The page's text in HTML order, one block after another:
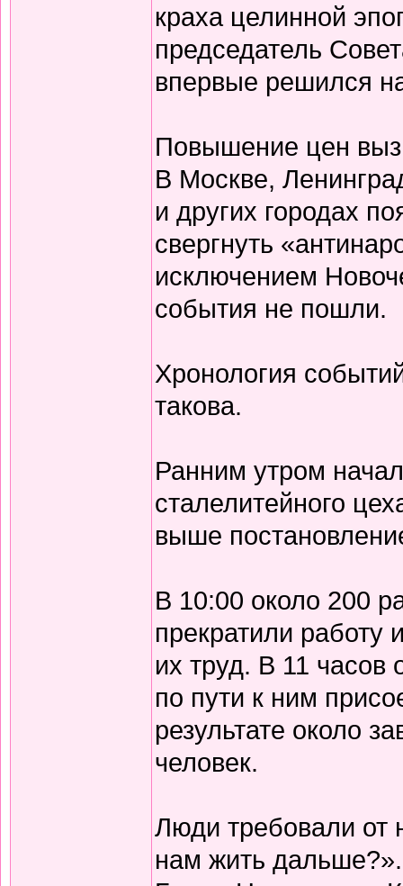
краха целинной
председатель
впервые решился
Повышение цен
В Москве,
и других городах
свергнуть
исключением
события не пошли.
Хронология
такова.
Ранним утром
сталелитейного
выше
В 10:00 около 200
прекратили работу
их труд. В 11 часов
по пути к ним
результате около
человек.
Люди требовали от
нам жить